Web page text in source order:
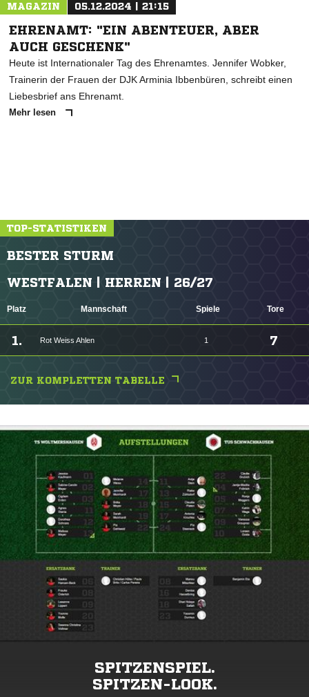
MAGAZIN 05.12.2024 | 21:15
EHRENAMT: "EIN ABENTEUER, ABER
AUCH GESCHENK"
Heute ist Internationaler Tag des Ehrenamtes. Jennifer Wobker,
Trainerin der Frauen der DJK Arminia Ibbenbüren, schreibt einen
Liebesbrief ans Ehrenamt.
Mehr lesen
TOP-STATISTIKEN
BESTER STURM
WESTFALEN | HERREN | 26/27
Platz Mannschaft Spiele Tore
1. Rot Weiss Ahlen 1 7
ZUR KOMPLETTEN TABELLE
SPITZENSPIEL.
SPITZEN-LOOK.